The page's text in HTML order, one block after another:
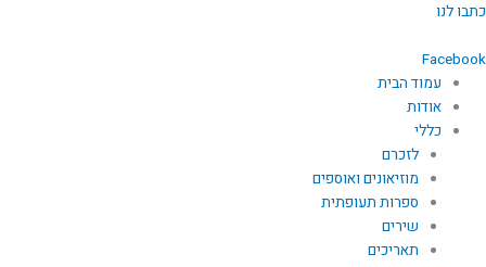
דילוג
כתבו לנו
Facebook
עמוד הבית
אודות
כללי
לזכרם
מוזיאונים ואוספים
ספרות תעופתית
שירים
תאריכים